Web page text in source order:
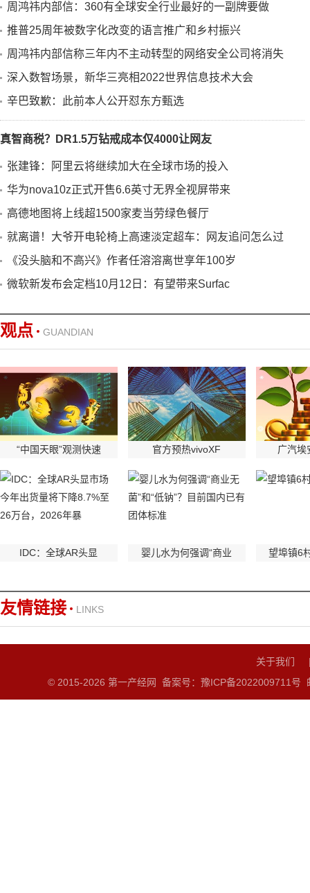
周鸿祎内部信：360有全球安全行业最好的一副牌要做
推普25周年被数字化改变的语言推广和乡村振兴
周鸿祎内部信称三年内不主动转型的网络安全公司将消失
深入数智场景，新华三亮相2022世界信息技术大会
辛巴致歉：此前本人公开怼东方甄选
真智商税？DR1.5万钻戒成本仅4000让网友
张建锋：阿里云将继续加大在全球市场的投入
华为nova10z正式开售6.6英寸无界全视屏带来
高德地图将上线超1500家麦当劳绿色餐厅
就离谱！大爷开电轮椅上高速淡定超车：网友追问怎么过
《没头脑和不高兴》作者任溶溶离世享年100岁
微软新发布会定档10月12日：有望带来Surfac
观点 GUANDIAN
“中国天眼”观测快速 官方预热vivoXF 广汽埃
IDC：全球AR头显 婴儿水为何强调“商业 望埠镇6
友情链接 LINKS
关于我们
© 2015-2026 第一产经网备案号：豫ICP备2022009711号